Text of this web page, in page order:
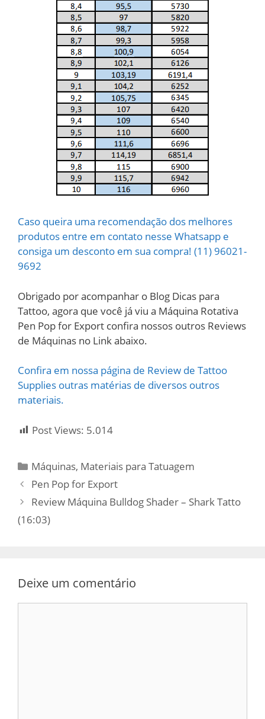
Caso queira uma recomendação dos melhores
produtos entre em contato nesse Whatsapp e
consiga um desconto em sua compra! (11) 96021-
9692
Obrigado por acompanhar o Blog Dicas para
Tattoo, agora que você já viu a Máquina Rotativa
Pen Pop for Export confira nossos outros Reviews
de Máquinas no Link abaixo.
Confira em nossa página de Review de Tattoo
Supplies outras matérias de diversos outros
materiais.
Post Views: 5.014
Categorias
Máquinas, Materiais para Tatuagem
Pen Pop for Export
Review Máquina Bulldog Shader – Shark Tatto
(16:03)
Deixe um comentário